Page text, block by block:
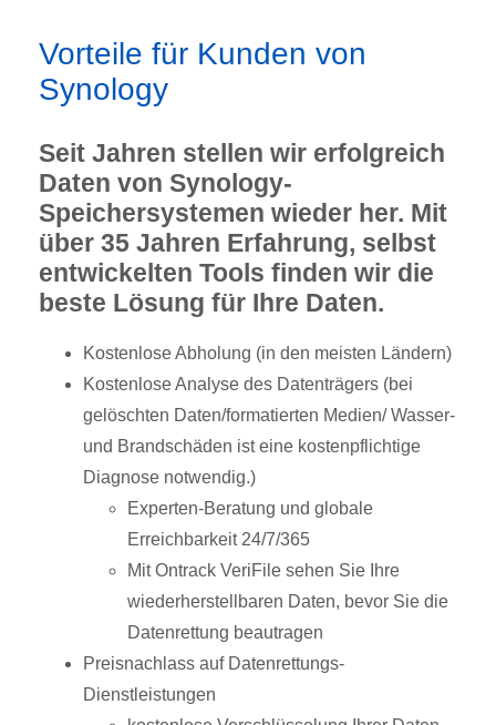
Vorteile für Kunden von
Synology
Seit Jahren stellen wir erfolgreich
Daten von Synology-
Speichersystemen wieder her. Mit
über 35 Jahren Erfahrung, selbst
entwickelten Tools finden wir die
beste Lösung für Ihre Daten.
Kostenlose Abholung (in den meisten Ländern)
Kostenlose Analyse des Datenträgers (bei
gelöschten Daten/formatierten Medien/ Wasser-
und Brandschäden ist eine kostenpflichtige
Diagnose notwendig.)
Experten-Beratung und globale
Erreichbarkeit 24/7/365
Mit Ontrack VeriFile sehen Sie Ihre
wiederherstellbaren Daten, bevor Sie die
Datenrettung beautragen
Preisnachlass auf Datenrettungs-
Dienstleistungen